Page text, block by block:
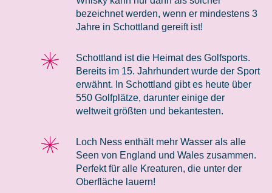
bezeichnet werden, wenn er mindestens 3
Jahre in Schottland gereift ist!
Schottland ist die Heimat des Golfsports.
Bereits im 15. Jahrhundert wurde der Sport
erwähnt. In Schottland gibt es heute über
550 Golfplätze, darunter einige der
weltweit größten und bekantesten.
Loch Ness enthält mehr Wasser als alle
Seen von England und Wales zusammen.
Perfekt für alle Kreaturen, die unter der
Oberfläche lauern!